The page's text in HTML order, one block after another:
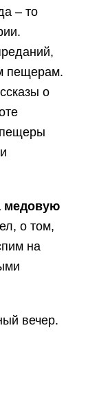
– то
пещерам.
о
медовую
о том,
на
вечер.